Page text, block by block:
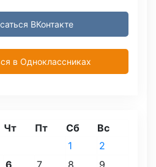
ВКонтакте
в Одноклассниках
Чт Пт Сб Вс
1
2
6 7 8
9